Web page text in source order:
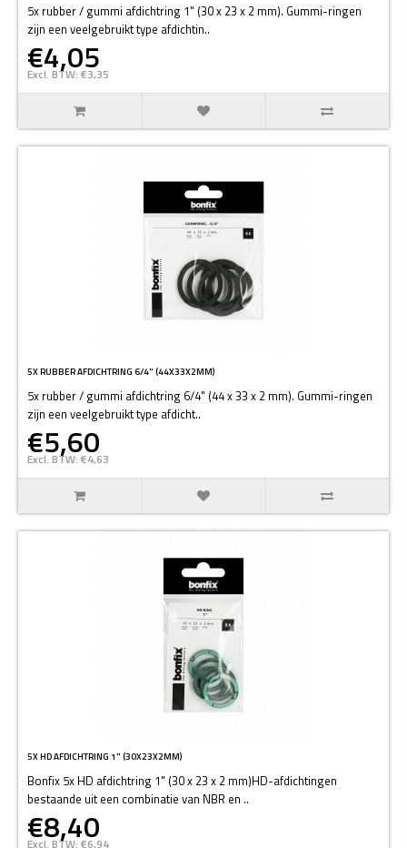
5x rubber / gummi afdichtring 1" (30 x 23 x 2 mm). Gummi-ringen
zijn een veelgebruikt type afdichtin..
€4,05
Excl. BTW: €3,35
5X RUBBER AFDICHTRING 6/4" (44X33X2MM)
5x rubber / gummi afdichtring 6/4" (44 x 33 x 2 mm). Gummi-ringen
zijn een veelgebruikt type afdicht..
€5,60
Excl. BTW: €4,63
5X HD AFDICHTRING 1" (30X23X2MM)
Bonfix 5x HD afdichtring 1" (30 x 23 x 2 mm)HD-afdichtingen
bestaande uit een combinatie van NBR en ..
€8,40
Excl. BTW: €6,94